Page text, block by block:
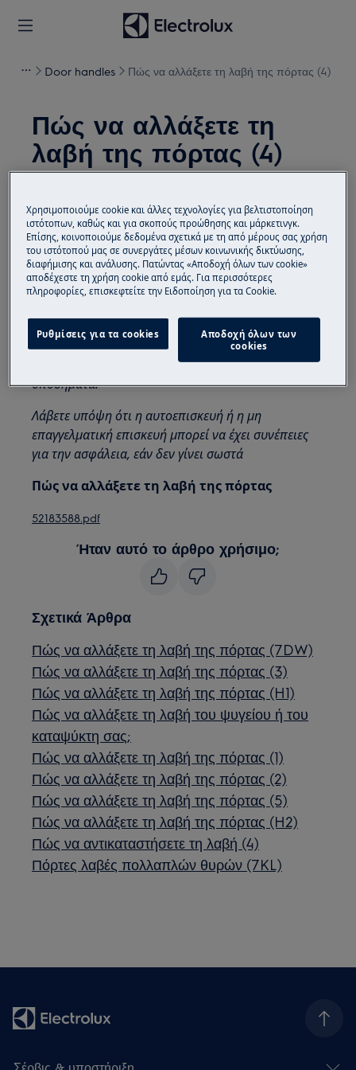
Door handles Πώς να αλλάξετε τη λαβή της πόρτας (4)
Πώς να αλλάξετε τη
λαβή της πόρτας (4)
Πριν από οποιαδήποτε λειτουργία συντήρησης,
απενεργοποιήστε τη συσκευή και αποσυνδέστε το
φις από τηνπρίζα.
Να είστε πάντα προσεκτικοί όταν μετακινείτε
συσκευές, για βαριές συσκευές είναι απαραίτητο να
μετακινηθούν από δύο άτομα.
Χρησιμοποιείτε πάντα γάντια ασφαλείας και κλειστά
υποδήματα.
Λάβετε υπόψη ότι η αυτοεπισκευή ή η μη
επαγγελματική επισκευή μπορεί να έχει συνέπειες
για την ασφάλεια, εάν δεν γίνει σωστά
Πώς να αλλάξετε τη λαβή της πόρτας
52183588.pdf
Ήταν αυτό το άρθρο χρήσιμο;
Σχετικά Άρθρα
Πώς να αλλάξετε τη λαβή της πόρτας (7DW)
Πώς να αλλάξετε τη λαβή της πόρτας (3)
Πώς να αλλάξετε τη λαβή της πόρτας (H1)
Πώς να αλλάξετε τη λαβή του ψυγείου ή του
καταψύκτη σας;
Πώς να αλλάξετε τη λαβή της πόρτας (1)
Πώς να αλλάξετε τη λαβή της πόρτας (2)
Πώς να αλλάξετε τη λαβή της πόρτας (5)
Πώς να αλλάξετε τη λαβή της πόρτας (H2)
Πώς να αντικαταστήσετε τη λαβή (4)
Πόρτες λαβές πολλαπλών θυρών (7KL)
Χρησιμοποιούμε cookie και άλλες τεχνολογίες για βελτιστοποίηση
ιστότοπων, καθώς και για σκοπούς προώθησης και μάρκετινγκ.
Επίσης, κοινοποιούμε δεδομένα σχετικά με τη από μέρους σας χρήση
του ιστότοπού μας σε συνεργάτες μέσων κοινωνικής δικτύωσης,
διαφήμισης και ανάλυσης. Πατώντας «Αποδοχή όλων των cookie»
αποδέχεστε τη χρήση cookie από εμάς. Για περισσότερες
πληροφορίες, επισκεφτείτε την Ειδοποίηση για τα Cookie.
Ρυθμίσεις για τα cookies
Αποδοχή όλων των
cookies